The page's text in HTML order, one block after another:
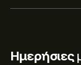
Ημερήσιες